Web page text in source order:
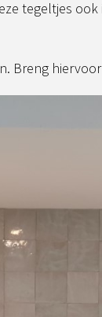
tegeltjes
Breng